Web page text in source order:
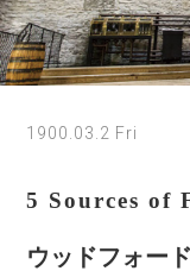
1900.03.2 Fri
5 Sources of
ウッドフォー